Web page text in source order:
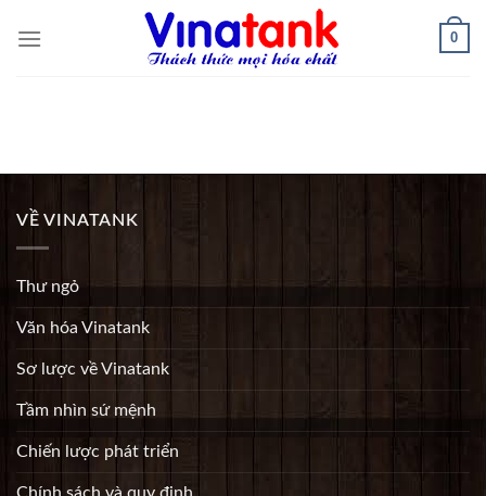
0
VỀ VINATANK
Thư ngỏ
Văn hóa Vinatank
Sơ lược về Vinatank
Tầm nhìn sứ mệnh
Chiến lược phát triển
Chính sách và quy định